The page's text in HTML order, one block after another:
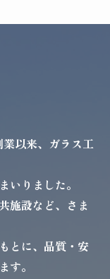
以来、ガラス工
いりました。
施設など、さま
とに、品質・安
す。